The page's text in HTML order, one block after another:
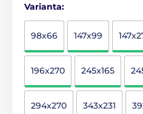
Varianta:
98x66 147x99
196x270 245x165
294x270 343x231